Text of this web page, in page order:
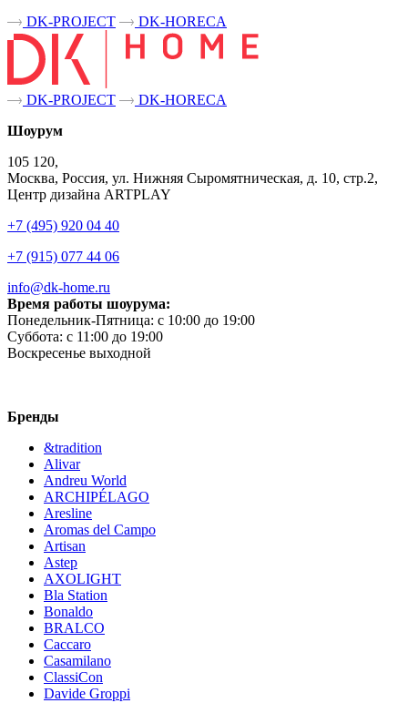
DK-PROJECT
DK-HORECA
DK-PROJECT
DK-HORECA
Шоурум
105 120,
Москва, Россия, ул. Нижняя Сыромятническая, д. 10, стр.2,
Центр дизайна ARTPLAY
+7 (495) 920 04 40
+7 (915) 077 44 06
info@dk-home.ru
Время работы шоурума:
Понедельник-Пятница: c 10:00 до 19:00
Суббота: c 11:00 до 19:00
Воскресенье выходной
Бренды
&tradition
Alivar
Andreu World
ARCHIPÉLAGO
Aresline
Aromas del Campo
Artisan
Astep
AXOLIGHT
Bla Station
Bonaldo
BRALCO
Caccaro
Casamilano
ClassiCon
Davide Groppi